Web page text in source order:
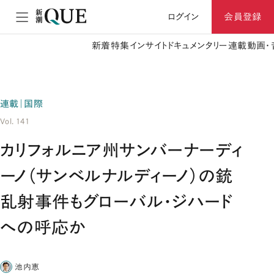
ログイン 会員登録
新着特集 インサイト ドキュメンタリー 連載動画
連載｜国際
Vol. 141
カリフォルニア州サンバーナーディ
ーノ（サンベルナルディーノ）の銃
乱射事件もグローバル・ジハード
への呼応か
池内恵